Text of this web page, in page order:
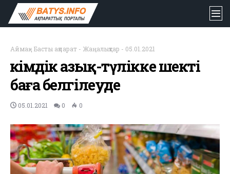
Аймақ- Басты ақпарат - Жаңалықтар - 05.01.2021
Әкімдік азық-түлікке шекті
баға белгілеуде
05.01.2021 0 0